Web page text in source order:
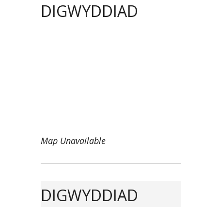
DIGWYDDIAD
Map Unavailable
DIGWYDDIAD